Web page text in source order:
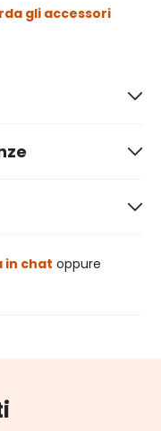
gli accessori
in chat oppure